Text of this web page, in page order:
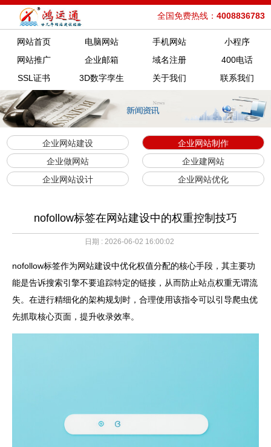
全国免费热线： 4008836783
网站首页 电脑网站 手机网站
小程序
网站推广
企业邮箱 域名注册
400电话
SSL证书
3D数字孪生 关于我们 联系我们
企业网站建设
企业网站制作
企业做网站
企业建网站
企业网站设计
企业网站优化
nofollow标签在网站建设中的权重控制技巧
日期 : 2026-06-02 16:00:02
nofollow标签作为网站建设中优化权值分配的核心手段，其主要功
能是告诉搜索引擎不要追踪特定的链接，从而防止站点权重无谓流
失。在进行精细化的架构规划时，合理使用该指令可以引导爬虫优
先抓取核心页面，提升收录效率。